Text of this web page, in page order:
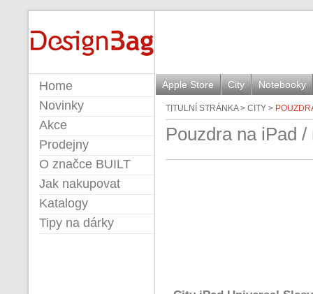
Apple Store City Notebooky
TITULNÍ STRÁNKA> CITY >
Pouzdra na iPad /
Home
Novinky
Akce
Prodejny
O značce BUILT
Jak nakupovat
Katalogy
Tipy na dárky
BUILT